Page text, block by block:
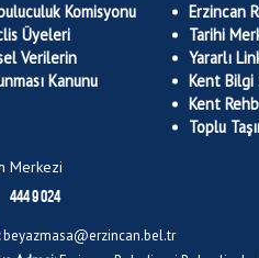
Komisyonu
Üyeleri
Verilerin
Kanunu
Erzincan
Tarihi
Yararlı
Kent Bilgi
Kent
Toplu
Merkezi
444 9 024
beyazmasa@erzincan.bel.tr